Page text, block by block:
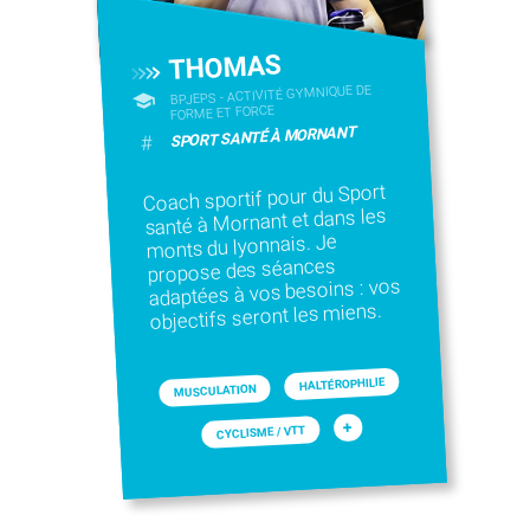
THOMAS
BPJEPS - ACTIVITÉ GYMNIQUE DE
FORME ET FORCE
# SPORT SANTÉ À MORNANT
Coach sportif pour du Sport
santé à Mornant et dans les
monts du lyonnais. Je
propose des séances
adaptées à vos besoins : vos
objectifs seront les miens.
MUSCULATION HALTÉROPHILIE
CYCLISME / VTT +